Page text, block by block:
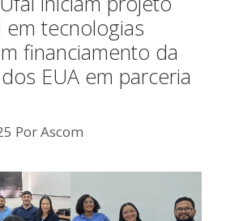
em tecnologias
financiamento da
EUA em parceria
PorAscom